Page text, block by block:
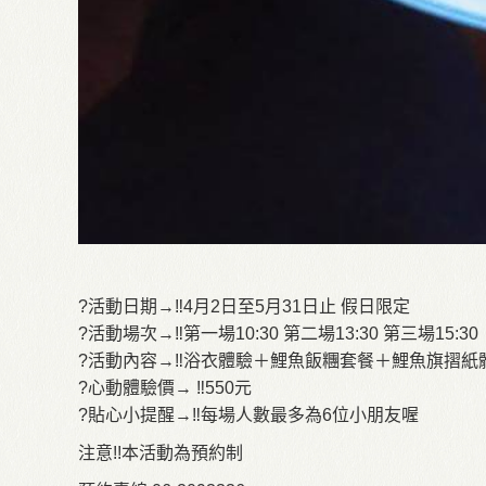
?活動日期→ ‼4月2日至5月31日止 假日限定
?活動場次→ ‼第一場10:30 第二場13:30 第三場15:30
?活動內容→ ‼浴衣體驗＋鯉魚飯糰套餐＋鯉魚旗摺紙
?心動體驗價→ ‼550元
?貼心小提醒→ ‼每場人數最多為6位小朋友喔
注意!!本活動為預約制